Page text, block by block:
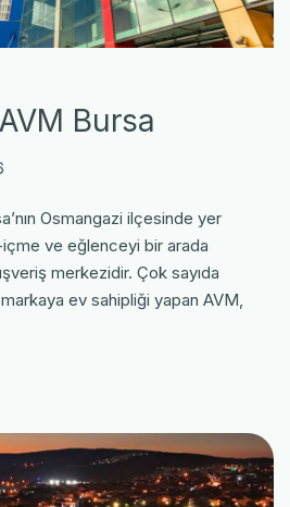
Bursa
Osmangazi ilçesinde yer
ve eğlenceyi bir arada
merkezidir. Çok sayıda
ev sahipliği yapan AVM,